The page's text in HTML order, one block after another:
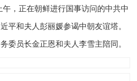
，正在朝鲜进行国事访问的中共中
平和夫人彭丽媛参谒中朝友谊塔。
委员长金正恩和夫人李雪主陪同。